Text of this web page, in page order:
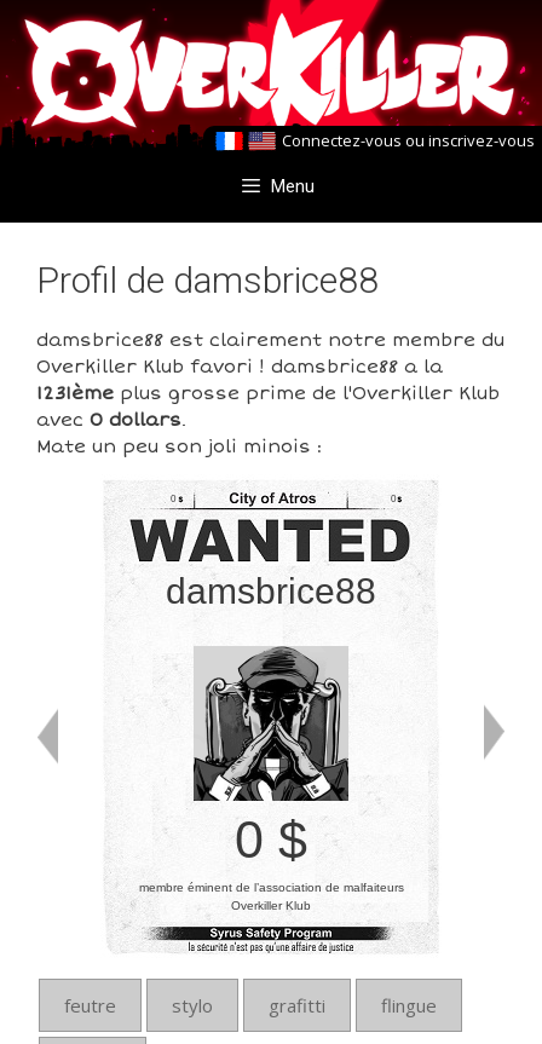
Aller
au
contenu
Aller
au
contenu
Connectez-vous ou inscrivez-vous
Menu
Profil de damsbrice88
damsbrice88 est clairement notre membre du
Overkiller Klub favori ! damsbrice88 a la
1231ème plus grosse prime de l'Overkiller Klub
avec 0 dollars.
Mate un peu son joli minois :
0
damsbrice88
0
0 $
membre éminent de l’association de malfaiteurs
Overkiller Klub
feutre stylo grafitti flingue